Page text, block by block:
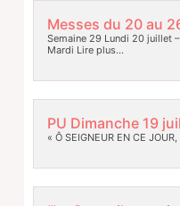
Messes du 20 au
Semaine 29 Lundi 20 juillet
Mardi Lire plus…
PU Dimanche 19
« Ô SEIGNEUR EN CE